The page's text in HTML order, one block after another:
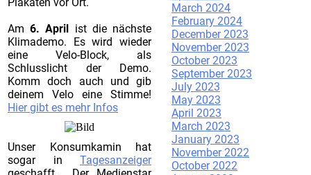
Am6. April ist die nächste
Klimademo. Es wird wieder
eine Velo-Block, als
Schlusslicht der Demo.
Komm doch auch und gib
deinem Velo eine Stimme!
Hier gibt es mehr Infos
Unser Konsumkamin hat
sogar in Tagesanzeiger
March 2024
February 2024
December 2023
November 2023
October 2023
September 2023
July 2023
May 2023
April 2023
March 2023
January 2023
November 2022
October 2022